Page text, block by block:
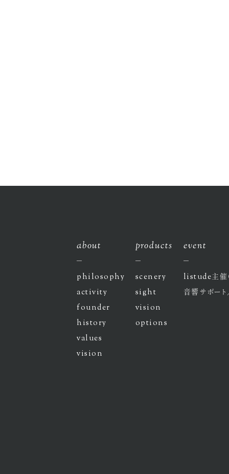
about
philosophy
activity
founder
history
values
vision
products
scenery
sight
vision
options
event
listude主催
音響サポー